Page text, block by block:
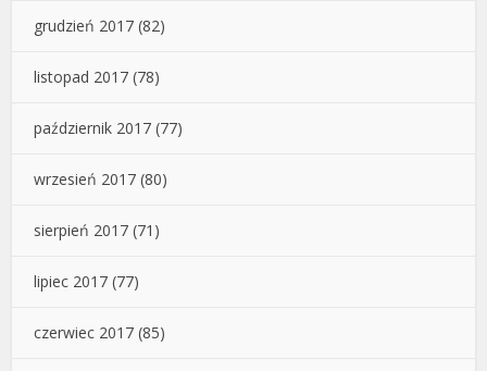
grudzień 2017 (82)
listopad 2017 (78)
październik 2017 (77)
wrzesień 2017 (80)
sierpień 2017 (71)
lipiec 2017 (77)
czerwiec 2017 (85)